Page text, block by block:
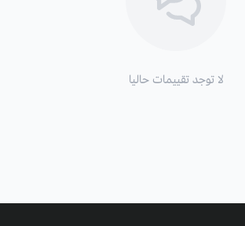
لا توجد تقييمات حاليا